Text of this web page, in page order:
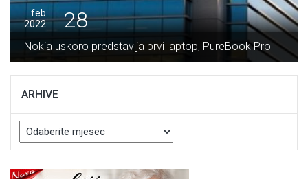
PureBook Pro
Potpisan Ugovor za izgradnju dionice
Vranduk vrijedan 64 miliona maraka
ARHIVE
Arhive